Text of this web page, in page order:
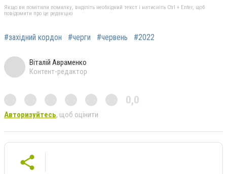
Якщо ви помітили помилку, виділіть необхідний текст і натисніть Ctrl + Enter, щоб
повідомити про це редакцію
#західний кордон #черги #червень #2022
Віталій Авраменко
Контент-редактор
0,0
Авторизуйтесь, щоб оцінити